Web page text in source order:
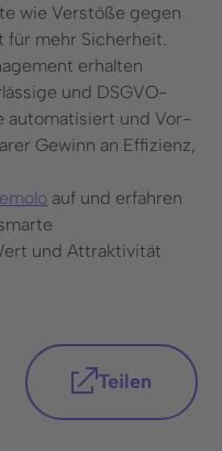
wie Verstöße gegen
mehr Sicherheit.
erhalten
und DSGVO-
automatisiert und Vor-
Gewinn an Effizienz,
auf und erfahren
und Attraktivität
Teilen